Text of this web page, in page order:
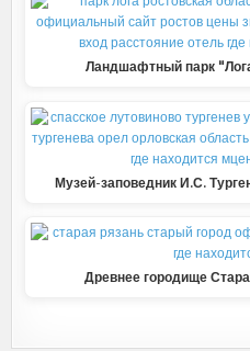
Ландшафтный парк
Музей-заповедник И.С.
Древнее городище